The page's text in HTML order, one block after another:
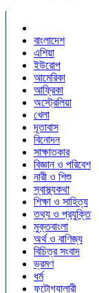
বাংলাদেশ
এশিয়া
ইউরোপ
আমেরিকা
আফ্রিকা
অস্ট্রেলিয়া
খেলা
দূতাবাস
বিনোদন
সাক্ষাতকার
বিজ্ঞান ও পরিবেশ
নারী ও শিশু
স্বাস্থ্যকথা
শিক্ষা ও সাহিত্য
তথ্য ও প্রযুক্তি
মুক্তবাংলা
অর্থ ও বাণিজ্য
বিচিত্র সংবাদ
ভ্রমণ
ধর্ম
ফটোগ্যালারী